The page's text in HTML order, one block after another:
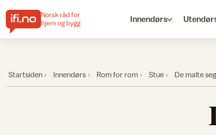
Norsk råd for
hjem og bygg
Innendørs
Startsiden Innendørs Rom for rom Stue De malte